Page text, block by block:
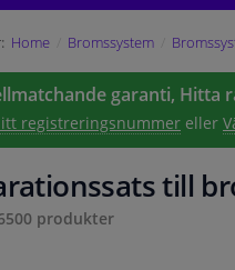
Home Bromssystem
garanti, Hitta
registreringsnummer eller
till
produkter